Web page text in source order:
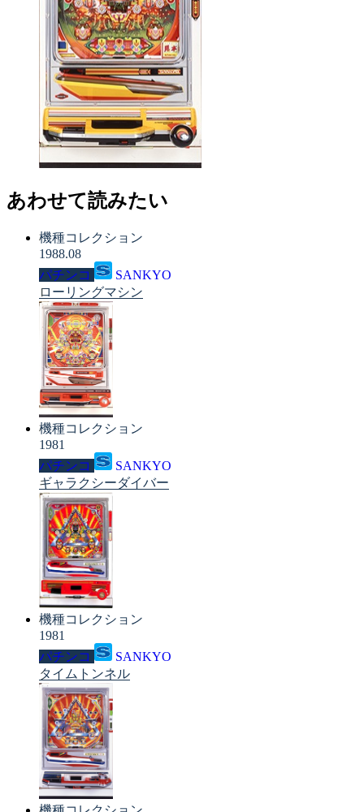
あわせて読みたい
機種コレクション
1988.08
パチンコ
SANKYO
ローリングマシン
機種コレクション
1981
パチンコ
SANKYO
ギャラクシーダイバー
機種コレクション
1981
パチンコ
SANKYO
タイムトンネル